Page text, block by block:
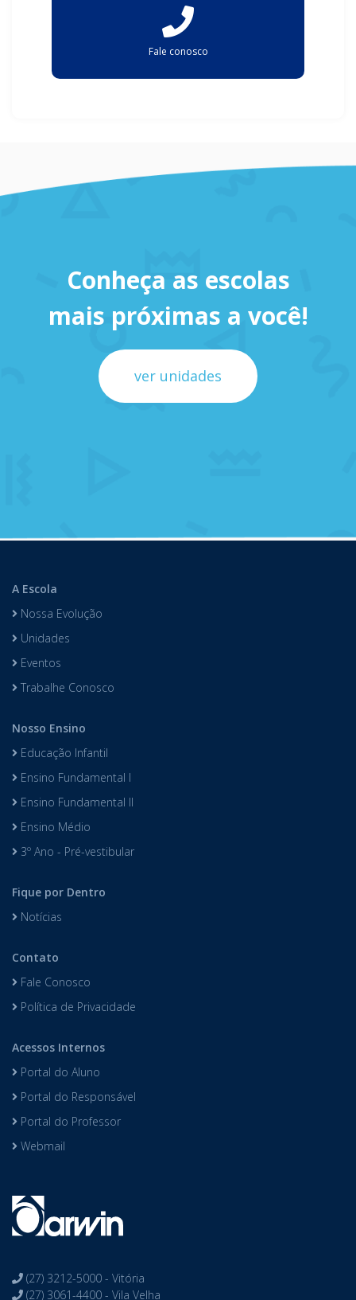
Fale conosco
Conheça as escolas
mais próximas a você!
ver unidades
A Escola
Nossa Evolução
Unidades
Eventos
Trabalhe Conosco
Nosso Ensino
Educação Infantil
Ensino Fundamental I
Ensino Fundamental II
Ensino Médio
3º Ano - Pré-vestibular
Fique por Dentro
Notícias
Contato
Fale Conosco
Política de Privacidade
Acessos Internos
Portal do Aluno
Portal do Responsável
Portal do Professor
Webmail
(27) 3212-5000 - Vitória
(27) 3061-4400 - Vila Velha